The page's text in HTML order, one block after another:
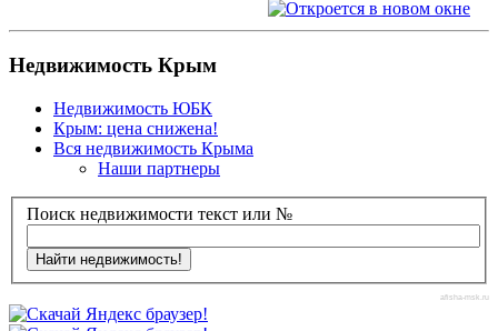
Недвижимость Крым
Недвижимость ЮБК
Крым: цена снижена!
Вся недвижимость Крыма
Наши партнеры
Поиск недвижимости текст или №
afisha-msk.ru